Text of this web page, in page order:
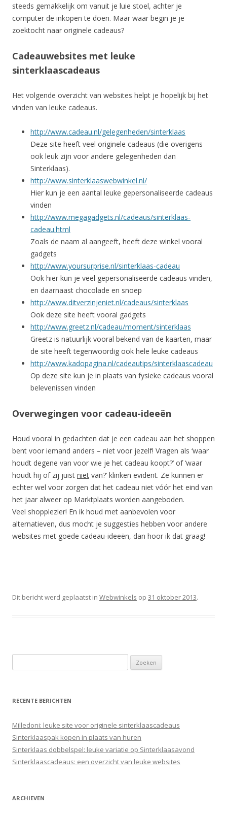
steeds gemakkelijk om vanuit je luie stoel, achter je
computer de inkopen te doen. Maar waar begin je je
zoektocht naar originele cadeaus?
Cadeauwebsites met leuke
sinterklaascadeaus
Het volgende overzicht van websites helpt je hopelijk bij het
vinden van leuke cadeaus.
http://www.cadeau.nl/gelegenheden/sinterklaas
Deze site heeft veel originele cadeaus (die overigens
ook leuk zijn voor andere gelegenheden dan
Sinterklaas).
http://www.sinterklaaswebwinkel.nl/
Hier kun je een aantal leuke gepersonaliseerde cadeaus
vinden
http://www.megagadgets.nl/cadeaus/sinterklaas-
cadeau.html
Zoals de naam al aangeeft, heeft deze winkel vooral
gadgets
http://www.yoursurprise.nl/sinterklaas-cadeau
Ook hier kun je veel gepersonaliseerde cadeaus vinden,
en daarnaast chocolade en snoep
http://www.ditverzinjeniet.nl/cadeaus/sinterklaas
Ook deze site heeft vooral gadgets
http://www.greetz.nl/cadeau/moment/sinterklaas
Greetz is natuurlijk vooral bekend van de kaarten, maar
de site heeft tegenwoordig ook hele leuke cadeaus
http://www.kadopagina.nl/cadeautips/sinterklaascadeau
Op deze site kun je in plaats van fysieke cadeaus vooral
belevenissen vinden
Overwegingen voor cadeau-ideeën
Houd vooral in gedachten dat je een cadeau aan het shoppen
bent voor iemand anders – niet voor jezelf! Vragen als ‘waar
houdt degene van voor wie je het cadeau koopt?’ of ‘waar
houdt hij of zij juist niet van?’ klinken evident. Ze kunnen er
echter wel voor zorgen dat het cadeau niet vóór het eind van
het jaar alweer op Marktplaats worden aangeboden.
Veel shopplezier! En ik houd met aanbevolen voor
alternatieven, dus mocht je suggesties hebben voor andere
websites met goede cadeau-ideeën, dan hoor ik dat graag!
Dit bericht werd geplaatst in Webwinkels op 31 oktober 2013.
naar:
RECENTE BERICHTEN
Milledoni: leuke site voor originele sinterklaascadeaus
Sinterklaaspak kopen in plaats van huren
Sinterklaas dobbelspel: leuke variatie op Sinterklaasavond
Sinterklaascadeaus: een overzicht van leuke websites
ARCHIEVEN